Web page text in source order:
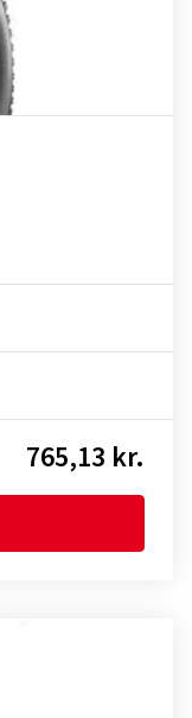
765,13 kr.